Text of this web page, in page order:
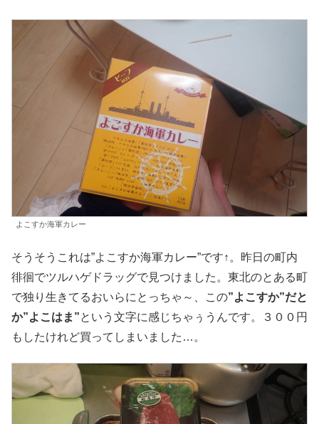
よこすか海軍カレー
そうそうこれは”よこすか海軍カレー”です↑。昨日の町内
徘徊でツルハゲドラッグで見つけました。東北のとある町
で独り生きてるおいらにとっちゃ～、この”よこすか”だと
か”よこはま”という文字に感じちゃぅうんです。３００円
もしたけれど買ってしまいました…。